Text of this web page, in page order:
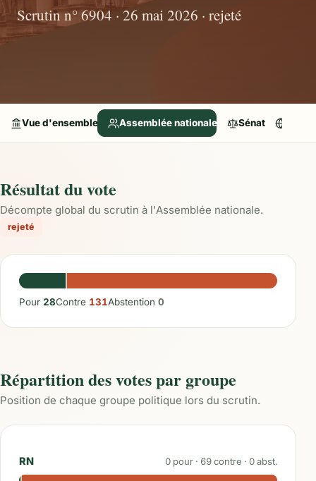
Scrutin n° 6904 · 26 mai 2026 · rejeté
Vue d'ensemble Assemblée nationale Sénat
Résultat du vote
Décompte global du scrutin à l'Assemblée nationale.
rejeté
Pour 28Contre 131Abstention 0
Répartition des votes par groupe
Position de chaque groupe politique lors du scrutin.
RN 0 pour · 69contre · 0abst.